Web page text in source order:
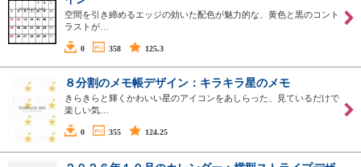
空間を引き締めるエッジの効いた配色が魅力的な、黄色と黒のコント
ラストが…
0 358 125.3
８分割のメモ帳デザイン：キラキラ星のメモ
きらきらと輝くかわいい星のアイコンをあしらった、見ているだけで
楽しい気…
0 355 124.25